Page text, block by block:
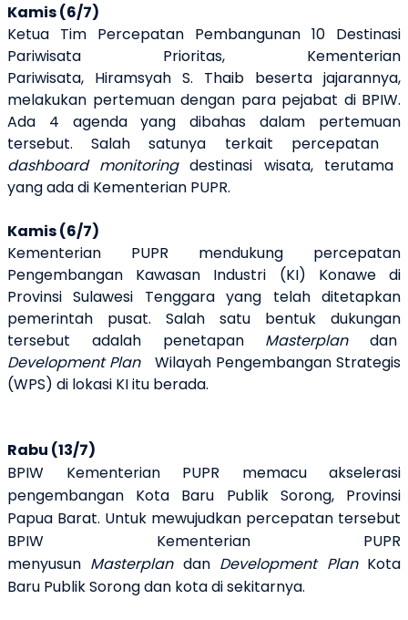
Kamis (6/7)
Ketua Tim Percepatan Pembangunan 10 Destinasi
Pariwisata Prioritas, Kementerian
Pariwisata, Hiramsyah S. Thaib beserta jajarannya,
melakukan pertemuan dengan para pejabat di BPIW.
Ada 4 agenda yang dibahas dalam pertemuan
tersebut. Salah satunya terkait percepatan
dashboard monitoring destinasi wisata, terutama
yang ada di Kementerian PUPR.
Kamis (6/7)
Kementerian PUPR mendukung percepatan
Pengembangan Kawasan Industri (KI) Konawe di
Provinsi Sulawesi Tenggara yang telah ditetapkan
pemerintah pusat. Salah satu bentuk dukungan
tersebut adalah penetapan Masterplandan
Development Plan
Wilayah Pengembangan Strategis
(WPS) di lokasi KIitu berada.
Rabu (13/7)
BPIW Kementerian PUPR memacu akselerasi
pengembangan Kota Baru Publik Sorong, Provinsi
Papua Barat. Untuk mewujudkan percepatan tersebut
BPIW Kementerian PUPR
menyusun Masterplandan Development Plan Kota
Baru Publik Sorong dan kota di sekitarnya.